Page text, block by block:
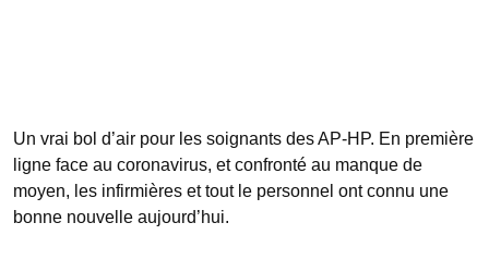
Un vrai bol d’air pour les soignants des AP-HP. En première
ligne face au coronavirus, et confronté au manque de
moyen, les infirmières et tout le personnel ont connu une
bonne nouvelle aujourd’hui.